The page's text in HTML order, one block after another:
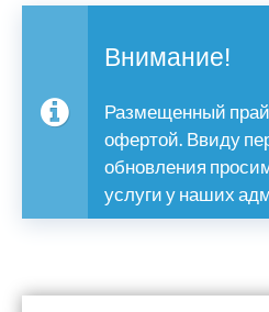
Внимание!
Размещенный
офертой. Ввиду
обновления
услуги у наших